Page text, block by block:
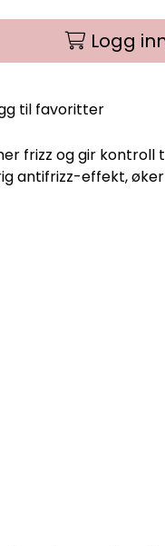
Logg
til favoritter
frizz og gir kontroll
antifrizz-effekt,